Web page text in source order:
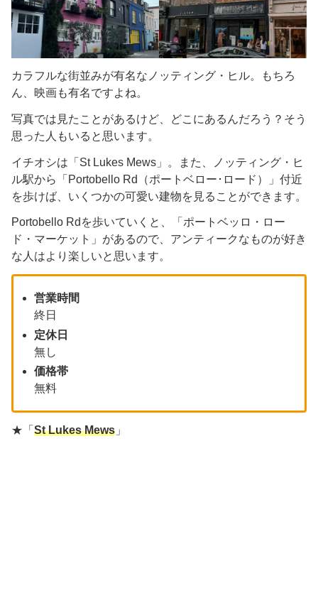
カラフルな街並みが有名なノッティング・ヒル。もちろ
ん、映画も有名ですよね。
写真では見たことがあるけど、どこにあるんだろう？そう
思った人もいると思います。
イチオシは「St Lukes Mews」。また、ノッティング・ヒ
ル駅から「Portobello Rd（ポートベロー･ロード）」付近
を歩けば、いくつかの可愛い建物を見ることができます。
Portobello Rdを歩いていくと、「ポートベッロ・ロー
ド・マーケット」があるので、アンティークなものが好き
な人はより楽しいと思います。
営業時間
終日
定休日
無し
価格帯
無料
★「 St Lukes Mews 」